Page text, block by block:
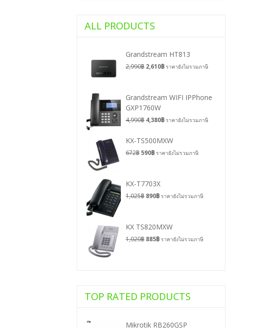
ALL PRODUCTS
Grandstream HT813
2,990฿ 2,610฿ ราคายังไม่รวมภาษี
Grandstream WIFI IPPhone
GXP1760W
4,990฿ 4,380฿ ราคายังไม่รวมภาษี
KX-TS500MXW
672฿ 590฿ ราคายังไม่รวมภาษี
KX-T7703X
1,025฿ 890฿ ราคายังไม่รวมภาษี
KX TS820MXW
1,020฿ 885฿ ราคายังไม่รวมภาษี
TOP RATED PRODUCTS
Mikrotik RB260GSP